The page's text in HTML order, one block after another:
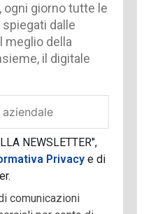
ogni giorno tutte le
dalle
meglio della
il digitale
NEWSLETTER",
Privacye di
comunicazioni